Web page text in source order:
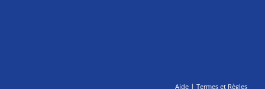
Aide | Termes et Règles